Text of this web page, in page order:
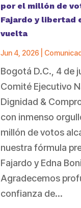
por el millón de
Fajardo y libertad
vuelta
Jun 4, 2026
Bogotá D.C., 4 de
Comité Ejecutivo
Dignidad &
con inmenso
millón de votos
nuestra fórmula
Fajardo y Edna
Agradecemos
confianza de...